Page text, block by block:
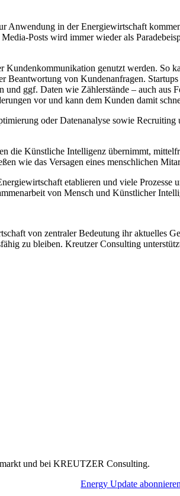
Anwendung in der Energiewirtschaft
Posts wird immer wieder als
genutzt werden. So
von Kundenanfragen.
ggf. Daten wie Zählerstände – auch
vor und kann dem Kunden damit
oder Datenanalyse sowie
die Künstliche Intelligenz übernimmt,
wie das Versagen eines menschlichen
etablieren und viele Prozesse
von Mensch und Künstlicher
von zentraler Bedeutung ihr aktuelles
zu bleiben. Kreutzer Consulting
und bei KREUTZER Consulting.
Energy Update abonnieren